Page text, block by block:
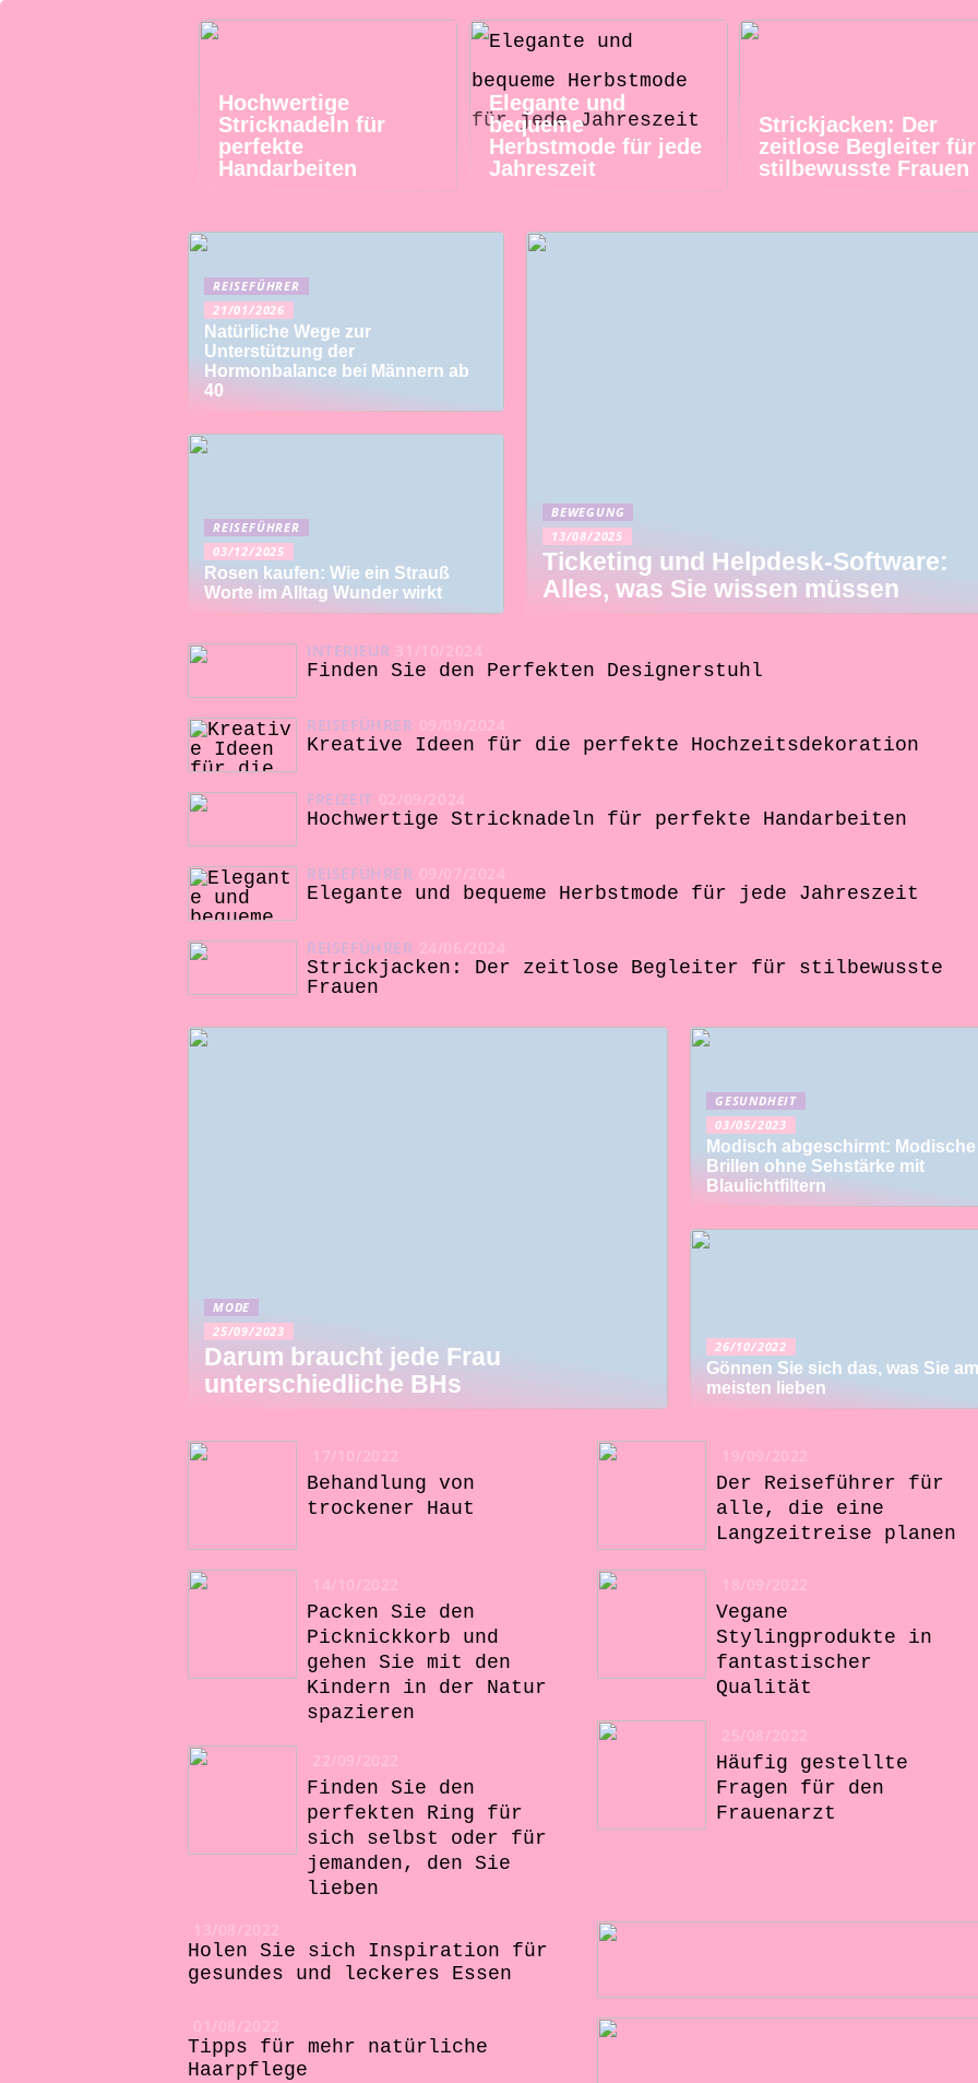
Hochwertige
Stricknadeln für
perfekte
Handarbeiten
Elegante und
bequeme
Herbstmode für jede
Jahreszeit
Strickjacken: Der
zeitlose Begleiter für
stilbewusste Frauen
REISEFÜHRER
21/01/2026
Natürliche Wege zur
Unterstützung der
Hormonbalance bei Männern ab
40
REISEFÜHRER
03/12/2025
Rosen kaufen: Wie ein Strauß
Worte im Alltag Wunder wirkt
BEWEGUNG
13/08/2025
Ticketing und Helpdesk-Software:
Alles, was Sie wissen müssen
INTERIEUR 31/10/2024
Finden Sie den Perfekten Designerstuhl
REISEFÜHRER 09/09/2024
Kreative Ideen für die perfekte Hochzeitsdekoration
FREIZEIT 02/09/2024
Hochwertige Stricknadeln für perfekte Handarbeiten
REISEFÜHRER 09/07/2024
Elegante und bequeme Herbstmode für jede Jahreszeit
REISEFÜHRER 24/06/2024
Strickjacken: Der zeitlose Begleiter für stilbewusste
Frauen
MODE
25/09/2023
Darum braucht jede Frau
unterschiedliche BHs
GESUNDHEIT
03/05/2023
Modisch abgeschirmt: Modische
Brillen ohne Sehstärke mit
Blaulichtfiltern
26/10/2022
Gönnen Sie sich das, was Sie am
meisten lieben
17/10/2022
Behandlung von
trockener Haut
14/10/2022
Packen Sie den
Picknickkorb und
gehen Sie mit den
Kindern in der Natur
spazieren
22/09/2022
Finden Sie den
perfekten Ring für
sich selbst oder für
jemanden, den Sie
lieben
19/09/2022
Der Reiseführer für
alle, die eine
Langzeitreise planen
18/09/2022
Vegane
Stylingprodukte in
fantastischer
Qualität
25/08/2022
Häufig gestellte
Fragen für den
Frauenarzt
13/08/2022
Holen Sie sich Inspiration für
gesundes und leckeres Essen
01/08/2022
Tipps für mehr natürliche
Haarpflege